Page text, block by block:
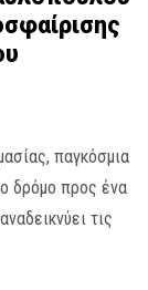
παγκόσμια
δρόμο προς ένα
τις